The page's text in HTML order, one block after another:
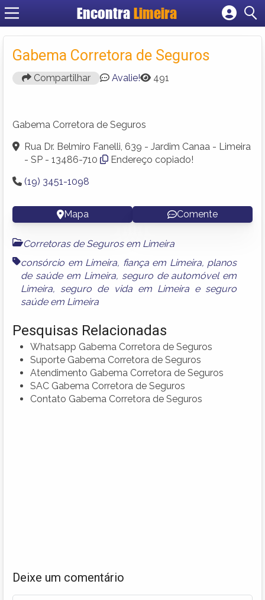
Encontra Limeira
Cadastrar empresa
Criar conta
Gabema Corretora de Seguros
Compartilhar Avalie! 491
Gabema Corretora de Seguros
Rua Dr. Belmiro Fanelli, 639 - Jardim Canaa - Limeira
- SP - 13486-710
Endereço copiado!
(19) 3451-1098
Mapa Comente
Corretoras de Seguros em Limeira
consórcio em Limeira, fiança em Limeira, planos
de saúde em Limeira, seguro de automóvel em
Limeira, seguro de vida em Limeira e seguro
saúde em Limeira
Pesquisas Relacionadas
Whatsapp Gabema Corretora de Seguros
Suporte Gabema Corretora de Seguros
Atendimento Gabema Corretora de Seguros
SAC Gabema Corretora de Seguros
Contato Gabema Corretora de Seguros
Deixe um comentário